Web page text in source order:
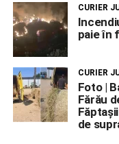
CURIER
paie în
CURIER
Foto |
Fărău
de